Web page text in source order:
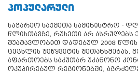
ᲞᲝᲞᲣᲚᲐᲠᲣᲚᲘ
საგარეო საქმეთა სამინისტრო -
წლისთავზე, რუსეთი არ ასრულებს
შუამავლობით დადებულ 2008 წლის
ცეცხლის შეწყვეტის შეთანხმებას.
აფართოებს საკუთარ უკანონო
ოკუპირებულ რეგიონებში,